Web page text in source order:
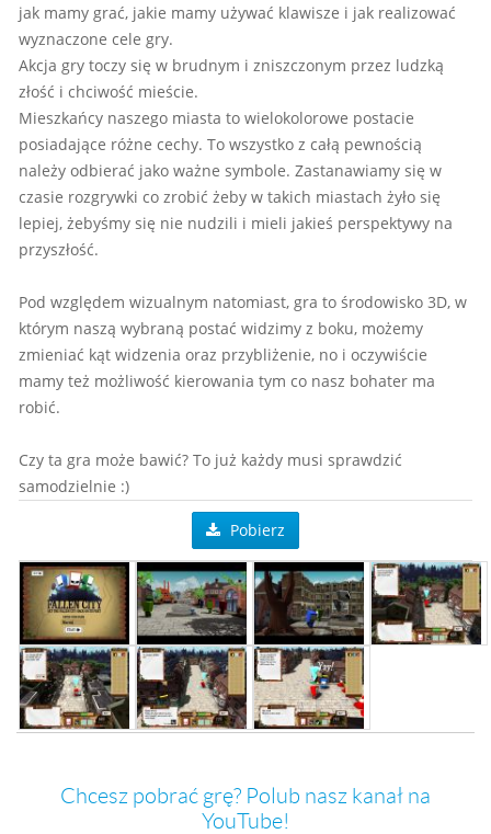
jak mamy grać, jakie mamy używać klawisze i jak realizować
wyznaczone cele gry.
Akcja gry toczy się w brudnym i zniszczonym przez ludzką
złość i chciwość mieście.
Mieszkańcy naszego miasta to wielokolorowe postacie
posiadające różne cechy. To wszystko z całą pewnością
należy odbierać jako ważne symbole. Zastanawiamy się w
czasie rozgrywki co zrobić żeby w takich miastach żyło się
lepiej, żebyśmy się nie nudzili i mieli jakieś perspektywy na
przyszłość.
Pod względem wizualnym natomiast, gra to środowisko 3D, w
którym naszą wybraną postać widzimy z boku, możemy
zmieniać kąt widzenia oraz przybliżenie, no i oczywiście
mamy też możliwość kierowania tym co nasz bohater ma
robić.
Czy ta gra może bawić? To już każdy musi sprawdzić
samodzielnie :)
Pobierz
Chcesz pobrać grę? Polub nasz kanał na
YouTube!